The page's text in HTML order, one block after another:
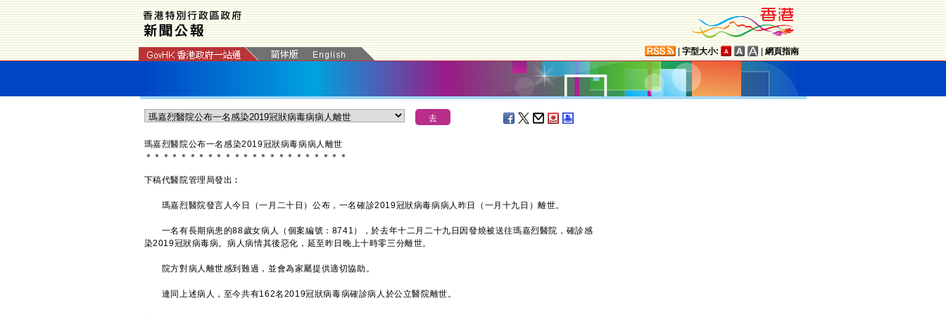
字型大小: 網頁指南
瑪嘉烈醫院公布一名感染2019冠狀病毒病病人離世
＊ ＊ ＊ ＊ ＊ ＊ ＊ ＊ ＊ ＊ ＊ ＊ ＊ ＊ ＊ ＊ ＊ ＊ ＊ ＊ ＊ ＊ ＊
下稿代醫院管理局發出︰
瑪嘉烈醫院發言人今日（一月二十日）公布，一名確診2019冠狀病毒病病人昨日（一月十九日）離世。
一名有長期病患的88歲女病人（個案編號：8741），於去年十二月二十九日因發燒被送往瑪嘉烈醫院，確診感
染2019冠狀病毒病。病人病情其後惡化，延至昨日晚上十時零三分離世。
院方對病人離世感到難過，並會為家屬提供適切協助。
連同上述病人，至今共有162名2019冠狀病毒病確診病人於公立醫院離世。